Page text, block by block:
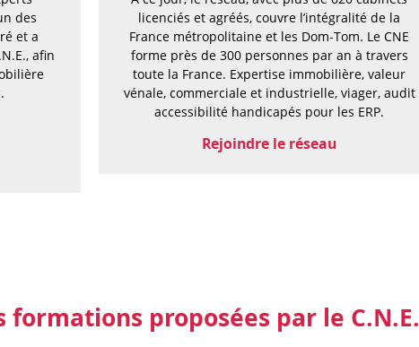
des
et a
afin
licenciés et agréés, couvre l’intégralité de la
France métropolitaine et les Dom-Tom. Le CNE
forme près de 300 personnes par an à travers
toute la France. Expertise immobilière, valeur
vénale, commerciale et industrielle, viager, audit
accessibilité handicapés pour les ERP.
Rejoindre le réseau
proposées par le C.N.E.